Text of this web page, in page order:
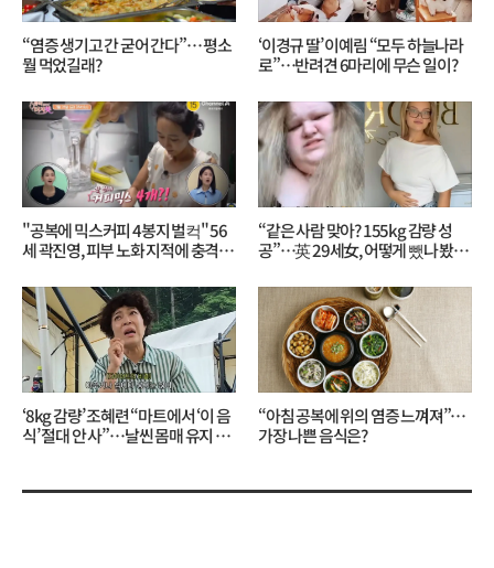
“염증 생기고 간 굳어 간다”… 평소
뭘 먹었길래?
‘이경규 딸’ 이예림 “모두 하늘나라
로”⋯반려견 6마리에 무슨 일이?
"공복에 믹스커피 4봉지 벌컥" 56
세 곽진영, 피부 노화 지적에 충격…
“같은 사람 맞아? 155kg 감량 성
공”…英 29세女, 어떻게 뺐나 봤더
‘8kg 감량’ 조혜련 “마트에서 ‘이 음
식’ 절대 안 사”…날씬 몸매 유지 비
“아침 공복에 위의 염증 느껴져”…
가장 나쁜 음식은?